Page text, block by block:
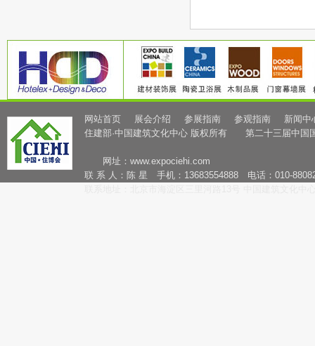
网站首页 展会介绍 参展指南 参观指南
新闻中
住建部·中国建筑文化中心 版权所有 第二十三届中国
网址： www.expociehi.com
联 系 人：陈 星 手机：13683554888 电话：010-